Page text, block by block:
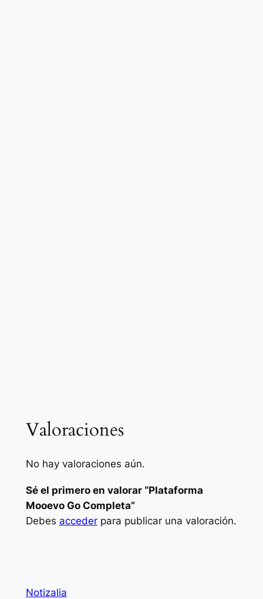
Valoraciones
No hay valoraciones aún.
Sé el primero en valorar “Plataforma
Mooevo Go Completa”
Debes accederpara publicar una valoración.
Notizalia